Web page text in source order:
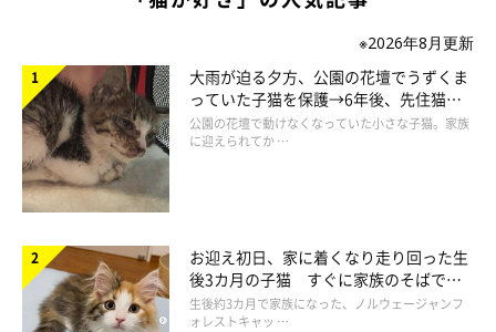
※2026年8月更新
大雨が迫る夕方、公園の花壇でうずくま
っていた子猫を保護→6年後、先住猫
と“姉妹”のような関係に
公園の花壇で動けなくなっていた小さな子猫。家族
に迎えられてか …
お迎え初日、家に着くなり走り回った生
後3カ月の子猫 すぐに家族のそばで落
ち着く姿に「迎えてよかった」
生後約3カ月で家族になった、ノルウェージャンフ
ォレストキャッ …